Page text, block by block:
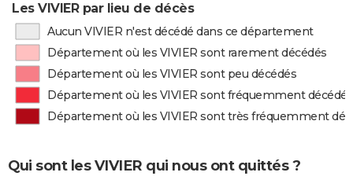
Les VIVIER par lieu de décès
Aucun VIVIER n'est décédé dans ce département
Département où les VIVIER sont rarement décédés
Département où les VIVIER sont peu décédés
Département où les VIVIER sont fréquemment décédés
Département où les VIVIER sont très fréquemment
Qui sont les VIVIER qui nous ont quittés ?